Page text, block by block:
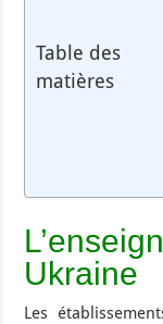
Table des
matières
Ukraine
Les